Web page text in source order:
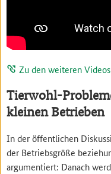
Zu den weiteren
Tierwohl-
kleinen Betrieben
In der öffentlichen
der Betriebsgröße
argumentiert: Danach